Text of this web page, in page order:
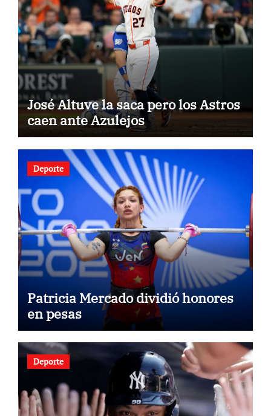
José Altuve la saca pero los Astros
caen ante Azulejos
Deporte
Patricia Mercado dividió honores
en pesas
Deporte